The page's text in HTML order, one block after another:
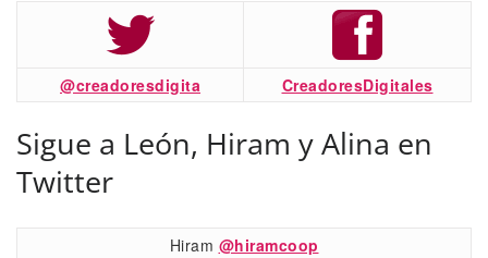
@creadoresdigita CreadoresDigitales
Sigue a León, Hiram y Alina en
Twitter
Hiram @hiramcoop